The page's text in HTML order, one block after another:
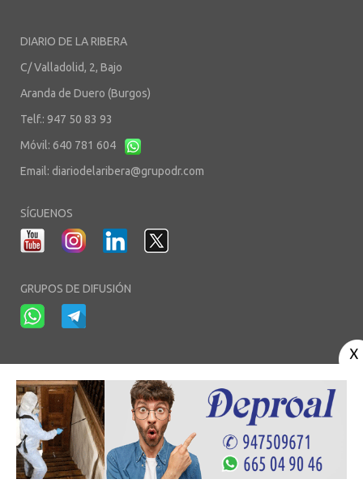
DIARIO DE LA RIBERA
C/ Valladolid, 2, Bajo
Aranda de Duero (Burgos)
Telf.: 947 50 83 93
Móvil: 640 781 604
Email: diariodelaribera@grupodr.com
SÍGUENOS
GRUPOS DE DIFUSIÓN
Aviso Legal-Política de Privacidad- Política de Cookies-Área privada
© Copyright 2003 - 2026. diariodelaribera.net ®. Desarrollo porMultimedia